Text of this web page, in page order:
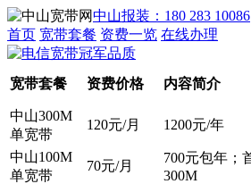
中山报装：180 283 10086
首页 宽带套餐 资费一览 在线办理
宽带套餐 资费价格 内容简介
中山300M
单宽带
120元/月 1200元/年
中山100M
单宽带
70元/月
700元包年；
300M